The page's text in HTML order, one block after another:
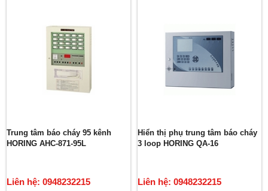
Trung tâm báo cháy 95 kênh
HORING AHC-871-95L
Liên hệ: 0948232215
Hiển thị phụ trung tâm báo cháy
3 loop HORING QA-16
Liên hệ: 0948232215